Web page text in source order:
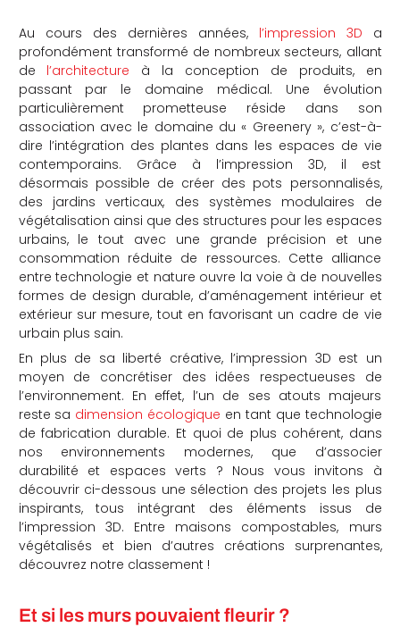
Au cours des dernières années, l’impression 3D a
profondément transformé de nombreux secteurs, allant
de l’architecture à la conception de produits, en
passant par le domaine médical. Une évolution
particulièrement prometteuse réside dans son
association avec le domaine du « Greenery », c’est-à-
dire l’intégration des plantes dans les espaces de vie
contemporains. Grâce à l’impression 3D, il est
désormais possible de créer des pots personnalisés,
des jardins verticaux, des systèmes modulaires de
végétalisation ainsi que des structures pour les espaces
urbains, le tout avec une grande précision et une
consommation réduite de ressources. Cette alliance
entre technologie et nature ouvre la voie à de nouvelles
formes de design durable, d’aménagement intérieur et
extérieur sur mesure, tout en favorisant un cadre de vie
urbain plus sain.
En plus de sa liberté créative, l’impression 3D est un
moyen de concrétiser des idées respectueuses de
l’environnement. En effet, l’un de ses atouts majeurs
reste sa dimension écologique en tant que technologie
de fabrication durable. Et quoi de plus cohérent, dans
nos environnements modernes, que d’associer
durabilité et espaces verts ? Nous vous invitons à
découvrir ci-dessous une sélection des projets les plus
inspirants, tous intégrant des éléments issus de
l’impression 3D. Entre maisons compostables, murs
végétalisés et bien d’autres créations surprenantes,
découvrez notre classement !
Et si les murs pouvaient fleurir ?